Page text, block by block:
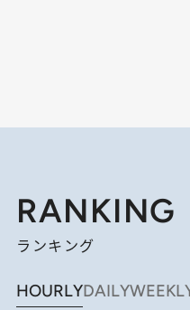
RANKING
ランキング
HOURLYDAILY